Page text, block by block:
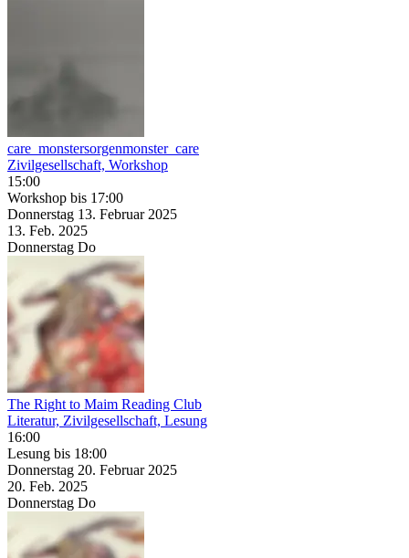
care_monstersorgenmonster_care
Zivilgesellschaft, Workshop
15:00
Workshop bis 17:00
Donnerstag 13. Februar 2025
13. Feb. 2025
Donnerstag Do
The Right to Maim Reading Club
Literatur, Zivilgesellschaft, Lesung
16:00
Lesung bis 18:00
Donnerstag 20. Februar 2025
20. Feb. 2025
Donnerstag Do